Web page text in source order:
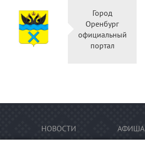
Город
Оренбург
официальный
портал
НОВОСТИ АФИША